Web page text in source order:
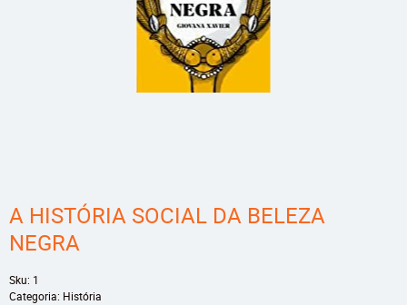
A HISTÓRIA SOCIAL DA BELEZA
NEGRA
Sku: 1
Categoria: História